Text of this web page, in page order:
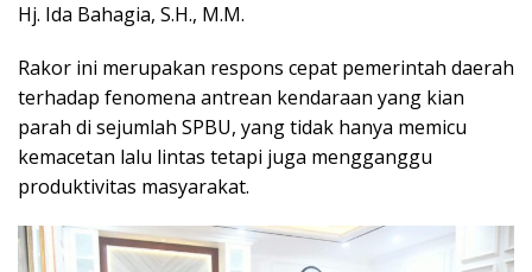
Hj. Ida Bahagia, S.H., M.M.
Rakor ini merupakan respons cepat pemerintah daerah
terhadap fenomena antrean kendaraan yang kian
parah di sejumlah SPBU, yang tidak hanya memicu
kemacetan lalu lintas tetapi juga mengganggu
produktivitas masyarakat.